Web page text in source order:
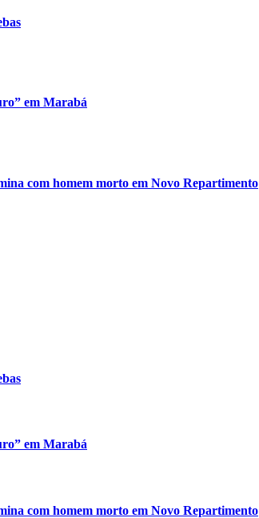
em Marabá
com homem morto em Novo Repartimento
em Marabá
com homem morto em Novo Repartimento